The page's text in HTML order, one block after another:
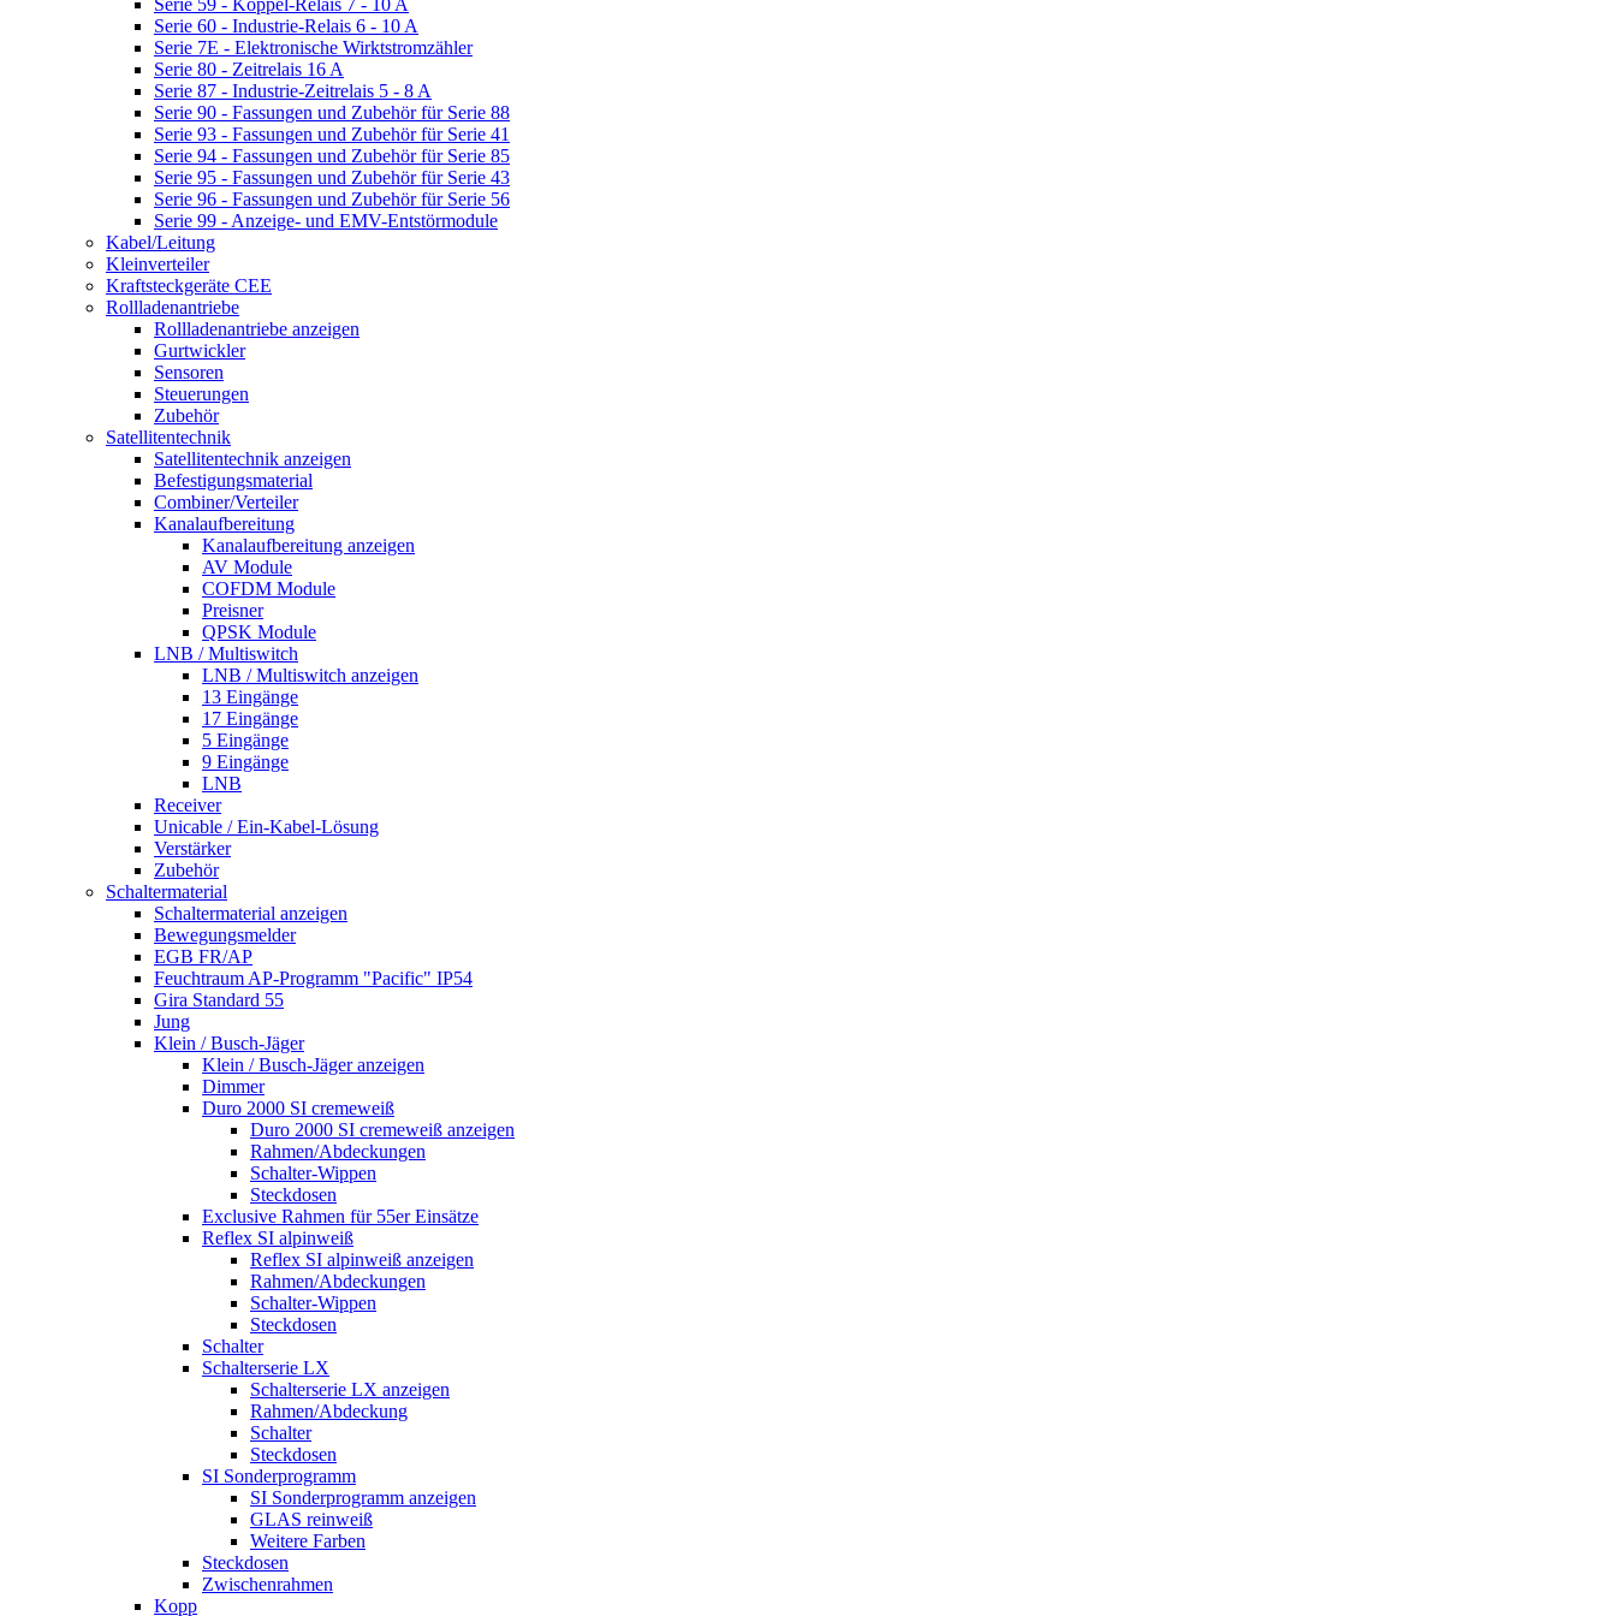
Serie 59 - Koppel-Relais 7 - 10 A
Serie 60 - Industrie-Relais 6 - 10 A
Serie 7E - Elektronische Wirktstromzähler
Serie 80 - Zeitrelais 16 A
Serie 87 - Industrie-Zeitrelais 5 - 8 A
Serie 90 - Fassungen und Zubehör für Serie 88
Serie 93 - Fassungen und Zubehör für Serie 41
Serie 94 - Fassungen und Zubehör für Serie 85
Serie 95 - Fassungen und Zubehör für Serie 43
Serie 96 - Fassungen und Zubehör für Serie 56
Serie 99 - Anzeige- und EMV-Entstörmodule
Kabel/Leitung
Kleinverteiler
Kraftsteckgeräte CEE
Rollladenantriebe
Rollladenantriebe anzeigen
Gurtwickler
Sensoren
Steuerungen
Zubehör
Satellitentechnik
Satellitentechnik anzeigen
Befestigungsmaterial
Combiner/Verteiler
Kanalaufbereitung
Kanalaufbereitung anzeigen
AV Module
COFDM Module
Preisner
QPSK Module
LNB / Multiswitch
LNB / Multiswitch anzeigen
13 Eingänge
17 Eingänge
5 Eingänge
9 Eingänge
LNB
Receiver
Unicable / Ein-Kabel-Lösung
Verstärker
Zubehör
Schaltermaterial
Schaltermaterial anzeigen
Bewegungsmelder
EGB FR/AP
Feuchtraum AP-Programm "Pacific" IP54
Gira Standard 55
Jung
Klein / Busch-Jäger
Klein / Busch-Jäger anzeigen
Dimmer
Duro 2000 SI cremeweiß
Duro 2000 SI cremeweiß anzeigen
Rahmen/Abdeckungen
Schalter-Wippen
Steckdosen
Exclusive Rahmen für 55er Einsätze
Reflex SI alpinweiß
Reflex SI alpinweiß anzeigen
Rahmen/Abdeckungen
Schalter-Wippen
Steckdosen
Schalter
Schalterserie LX
Schalterserie LX anzeigen
Rahmen/Abdeckung
Schalter
Steckdosen
SI Sonderprogramm
SI Sonderprogramm anzeigen
GLAS reinweiß
Weitere Farben
Steckdosen
Zwischenrahmen
Kopp